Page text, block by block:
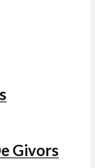
Givors